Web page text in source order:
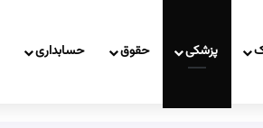
پزشکی حقوق حسابداری